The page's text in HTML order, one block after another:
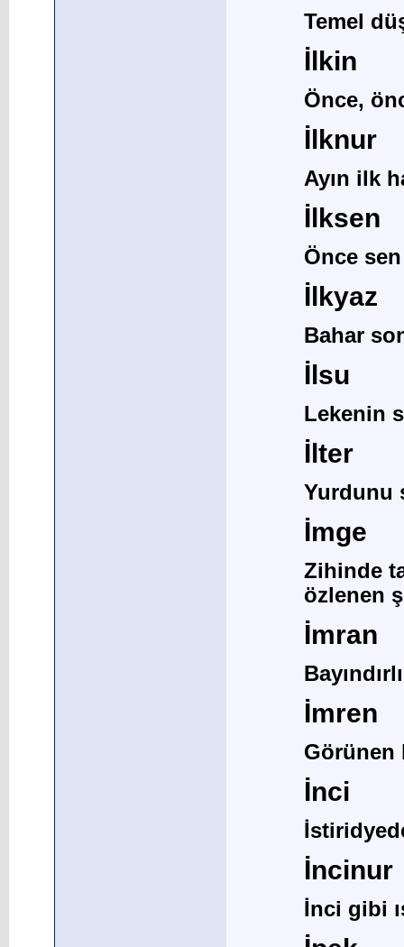
Temel
İlkin
Önce,
İlknur
Ayın ilk
İlksen
Önce
İlkyaz
Bahar
İlsu
Lekenin
İlter
Yurdunu
İmge
Zihinde
özlenen
İmran
İmren
Görünen
İnci
İncinur
İnci gibi